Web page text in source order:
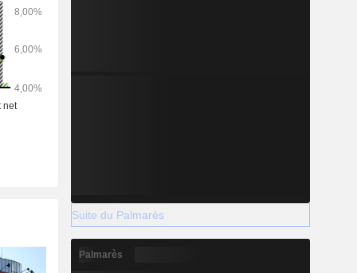
Suite du Palmarès
Palmarès